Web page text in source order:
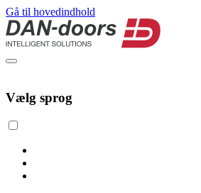
Gå til hovedindhold
Vælg sprog